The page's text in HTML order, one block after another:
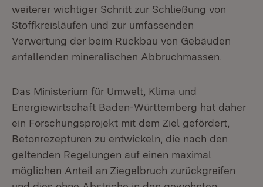
weiterer wichtiger Schritt zur Schließung von
Stoffkreisläufen und zur umfassenden
Verwertung der beim Rückbau von Gebäuden
anfallenden mineralischen Abbruchmassen.
Das Ministerium für Umwelt, Klima und
Energiewirtschaft Baden-Württemberg hat daher
ein Forschungsprojekt mit dem Ziel gefördert,
Betonrezepturen zu entwickeln, die nach den
geltenden Regelungen auf einen maximal
möglichen Anteil an Ziegelbruch zurückgreifen